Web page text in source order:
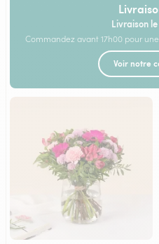
Livraison
Commandez avant 17h00 pour
Voir notre